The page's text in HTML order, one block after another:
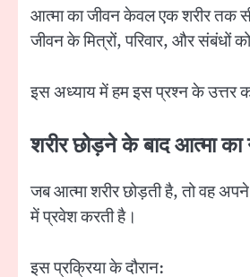
आत्मा का जीवन केवल एक शरीर तक
जीवन के मित्रों, परिवार, और संबंधों
इस अध्याय में हम इस प्रश्न के उत्तर
शरीर छोड़ने के बाद आत्मा का
जब आत्मा शरीर छोड़ती है, तो वह
में प्रवेश करती है।
इस प्रक्रिया के दौरान: